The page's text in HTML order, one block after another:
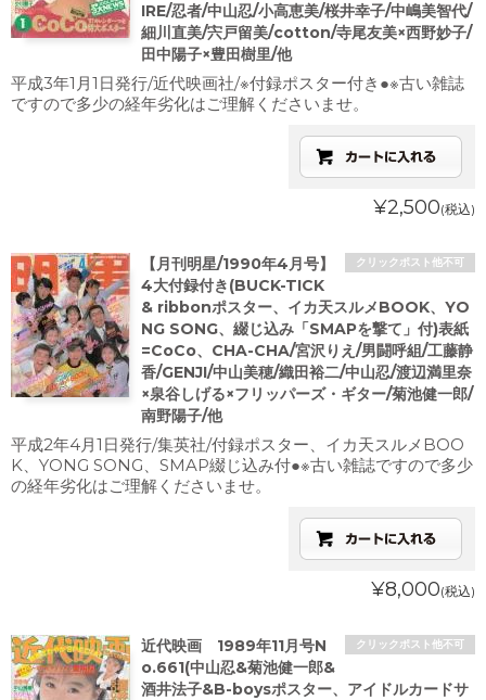
IRE/忍者/中山忍/小高恵美/桜井幸子/中嶋美智代/
細川直美/宍戸留美/cotton/寺尾友美×西野妙子/
田中陽子×豊田樹里/他
平成3年1月1日発行/近代映画社/※付録ポスター付き●※古い雑誌
ですので多少の経年劣化はご理解くださいませ。
¥2,500(税込)
クリックポスト他不可
【月刊明星/1990年4月号】
4大付録付き(BUCK-TICK
& ribbonポスター、イカ天スルメBOOK、YO
NG SONG、綴じ込み「SMAPを撃て」付)表紙
=CoCo、CHA-CHA/宮沢りえ/男闘呼組/工藤静
香/GENJI/中山美穂/織田裕二/中山忍/渡辺満里奈
×泉谷しげる×フリッパーズ・ギター/菊池健一郎/
南野陽子/他
平成2年4月1日発行/集英社/付録ポスター、イカ天スルメBOO
K、YONG SONG、SMAP綴じ込み付●※古い雑誌ですので多少
の経年劣化はご理解くださいませ。
¥8,000(税込)
クリックポスト他不可
近代映画 1989年11月号N
o.661(中山忍&菊池健一郎&
酒井法子&B-boysポスター、アイドルカードサ